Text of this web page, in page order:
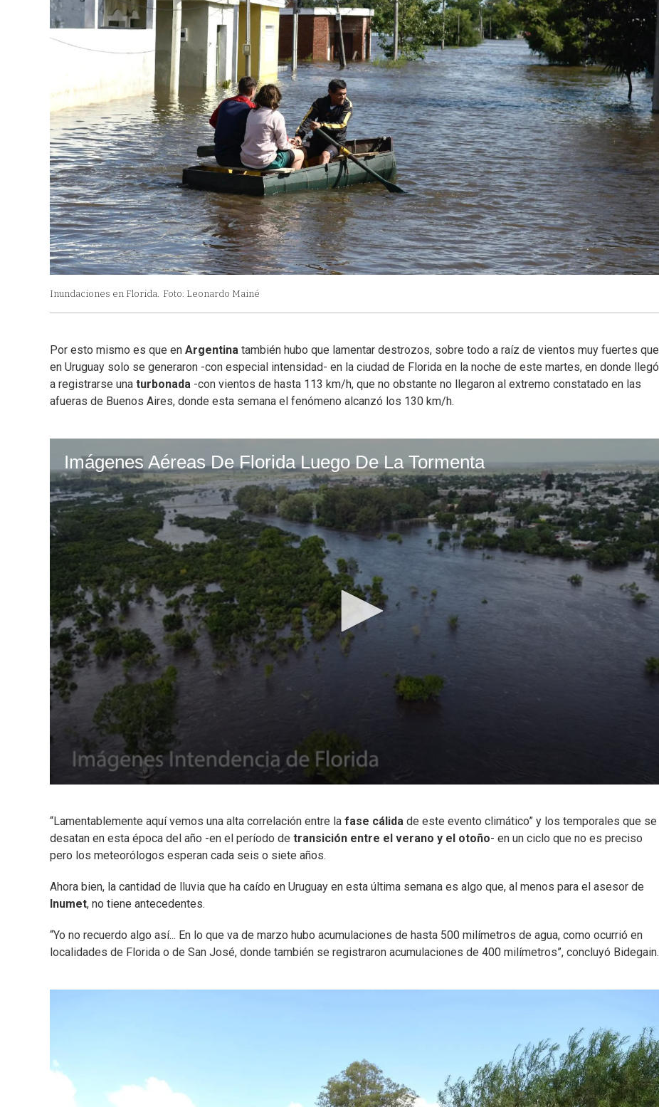
Inundaciones en Florida. Foto: Leonardo Mainé
Por esto mismo es que en Argentina también hubo que lamentar destrozos, sobre todo a raíz de vientos muy fuertes que
en Uruguay solo se generaron -con especial intensidad- en la ciudad de Florida en la noche de este martes, en donde llegó
a registrarse una turbonada -con vientos de hasta 113 km/h, que no obstante no llegaron al extremo constatado en las
afueras de Buenos Aires, donde esta semana el fenómeno alcanzó los 130 km/h.
“Lamentablemente aquí vemos una alta correlación entre la fase cálida de este evento climático” y los temporales que se
desatan en esta época del año -en el período de transición entre el verano y el otoño- en un ciclo que no es preciso
pero los meteorólogos esperan cada seis o siete años.
Ahora bien, la cantidad de lluvia que ha caído en Uruguay en esta última semana es algo que, al menos para el asesor de
Inumet, no tiene antecedentes.
“Yo no recuerdo algo así... En lo que va de marzo hubo acumulaciones de hasta 500 milímetros de agua, como ocurrió en
localidades de Florida o de San José, donde también se registraron acumulaciones de 400 milímetros”, concluyó Bidegain.